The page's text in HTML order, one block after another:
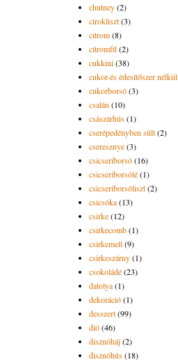
chutney(2)
cirokliszt(3)
citrom(8)
citromfű(2)
cukkini(38)
cukor-és édesítőszer nélkül
cukorborsó(3)
csalán(10)
császárhús(1)
cserépedényben sült(2)
cseresznye(3)
csicseriborsó(16)
csicseriborsólé(1)
csicseriborsóliszt(2)
csicsóka(13)
csirke(12)
csirkecomb(1)
csirkemell(9)
csirkeszárny(1)
csokoládé(23)
datolya(1)
dekoráció(1)
desszert(99)
dió(46)
disznóháj(2)
disznóhús(18)